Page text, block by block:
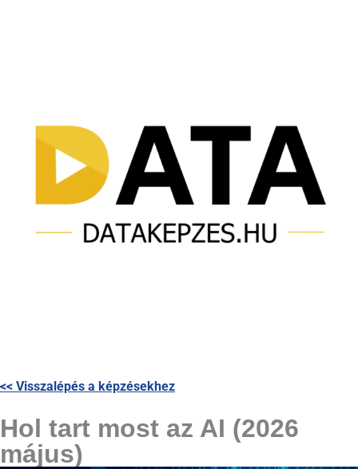
<< Visszalépés a képzésekhez
Hol tart most az AI (2026
május)